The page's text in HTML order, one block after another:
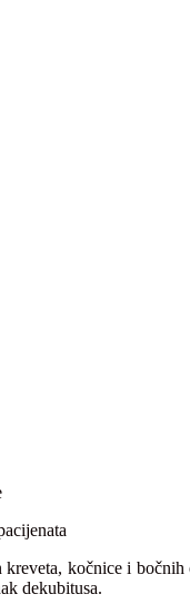
kočnice i
dekubitusa.